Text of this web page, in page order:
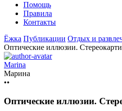
Помощь
Правила
Контакты
Ёжка Публикации Отдых и
Оптические иллюзии.
Marina
Марина
••
Оптические иллюзии.